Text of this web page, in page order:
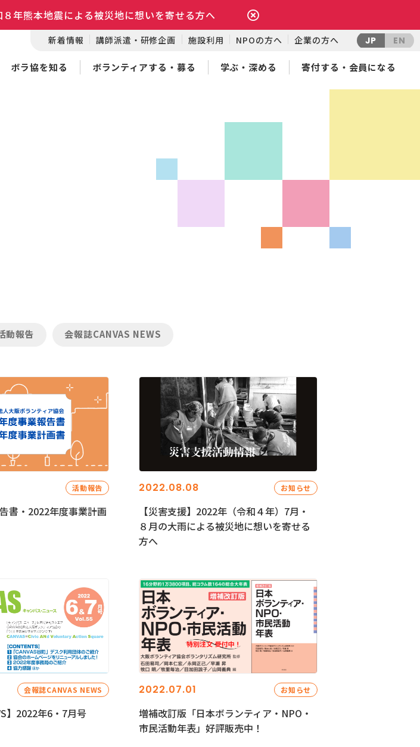
年熊本地震による被災地に想いを寄せる方へ
新着情報 講師派遣・研修企画 施設利用 NPOの方へ 企業の方へ JP EN
ボラ協を知る ボランティアする・募る 学ぶ・深める 寄付する・会員になる
動報告 会報誌CANVAS NEWS
活動報告
書・2022年度事業計画
2022.08.08 お知らせ
【災害支援】2022年（令和４年）7月・
８月の大雨による被災地に想いを寄せる
方へ
会報誌CANVAS NEWS
】2022年6・7月号
2022.07.01 お知らせ
増補改訂版「日本ボランティア・NPO・
市民活動年表」好評販売中！